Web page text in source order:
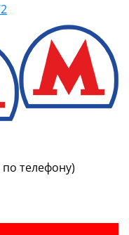
по телефону)